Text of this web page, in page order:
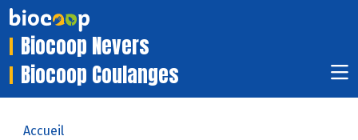
Biocoop Nevers
Biocoop Coulanges
Accueil